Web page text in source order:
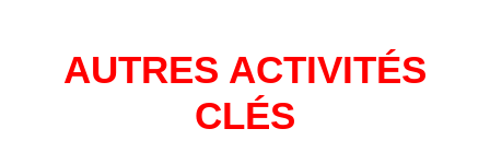
AUTRES ACTIVITÉS
CLÉS